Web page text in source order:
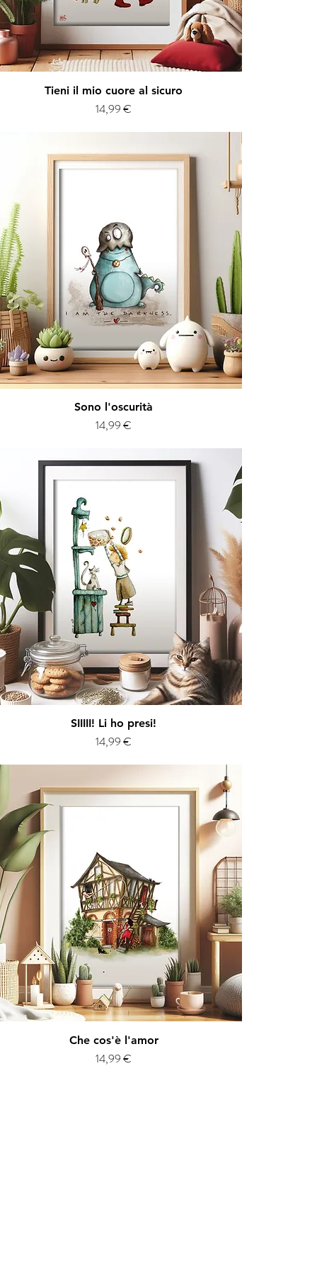
Vista rapida
Tieni il mio cuore al sicuro
Prezzo
14,99 €
Vista rapida
Sono l'oscurità
Prezzo
14,99 €
Vista rapida
SIIIII! Li ho presi!
Prezzo
14,99 €
Vista rapida
Che cos'è l'amor
Prezzo
14,99 €